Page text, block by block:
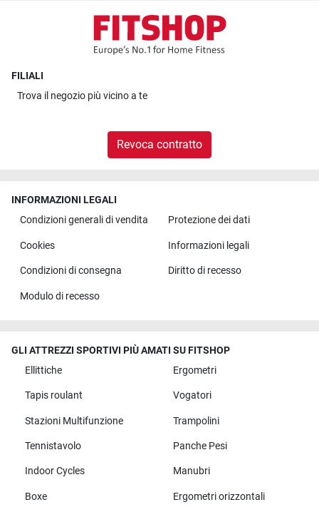
FILIALI
Trova il negozio più vicino a te
Revoca contratto
INFORMAZIONI LEGALI
Condizioni generali di vendita
Protezione dei dati
Cookies Informazioni legali
Condizioni di consegna Diritto di recesso
Modulo di recesso
GLI ATTREZZI SPORTIVI PIÙ AMATI SU FITSHOP
Ellittiche
Ergometri
Tapis roulant Vogatori
Stazioni Multifunzione Trampolini
Tennistavolo Panche Pesi
Indoor Cycles Manubri
Boxe Ergometri orizzontali